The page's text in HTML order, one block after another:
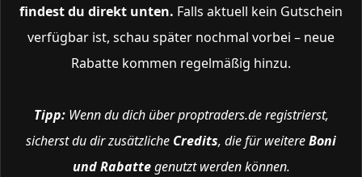
findest du direkt unten. Falls aktuell kein Gutschein
verfügbar ist, schau später nochmal vorbei – neue
Rabatte kommen regelmäßig hinzu.
Tipp:Wenn du dich über proptraders.de registrierst,
sicherst du dir zusätzliche Credits, die für weitereBoni
und Rabattegenutzt werden können.